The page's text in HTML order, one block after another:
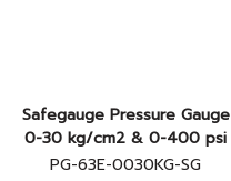
Safegauge Pressure Gauge
0-30 kg/cm2 & 0-400 psi
PG-63E-0030KG-SG